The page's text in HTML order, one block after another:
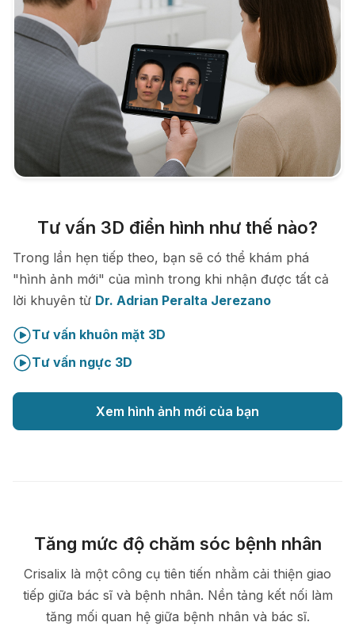
Tư vấn 3D điển hình như thế nào?
Trong lần hẹn tiếp theo, bạn sẽ có thể khám phá
"hình ảnh mới" của mình trong khi nhận được tất cả
lời khuyên từ Dr. Adrian Peralta Jerezano
Tư vấn khuôn mặt 3D
Tư vấn ngực 3D
Xem hình ảnh mới của bạn
Tăng mức độ chăm sóc bệnh nhân
Crisalix là một công cụ tiên tiến nhằm cải thiện giao
tiếp giữa bác sĩ và bệnh nhân. Nền tảng kết nối làm
tăng mối quan hệ giữa bệnh nhân và bác sĩ.